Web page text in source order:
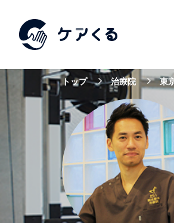
トップ 治療院 東